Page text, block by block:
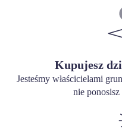
Kupujesz
Jesteśmy właścicielami
nie